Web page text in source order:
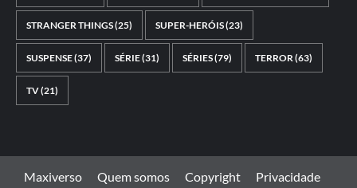
STRANGER THINGS(25) SUPER-HERÓIS(23)
SUSPENSE(37) SÉRIE(31) SÉRIES(79) TERROR(63)
TV(21)
Maxiverso Quem somos Copyright
Privacidade